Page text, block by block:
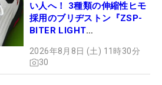
い人へ！ 3種類の伸縮性ヒモ
採用のブリヂストン『ZSP-
BITER LIGHT
ュー
2026年8月8日 (土) 11時30分
30